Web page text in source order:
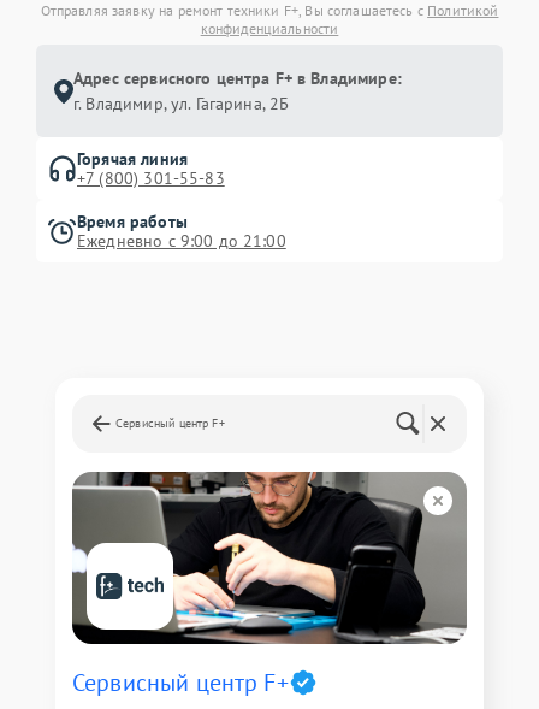
Отправляя заявку на ремонт техники F+, Вы соглашаетесь с Политикой
конфиденциальности
Адрес сервисного центра F+ в Владимире:
г. Владимир, ул. Гагарина, 2Б
Горячая линия
+7 (800) 301-55-83
Время работы
Ежедневно с 9:00 до 21:00
Сервисный центр F+
Сервисный центр F+